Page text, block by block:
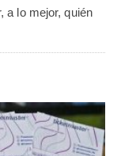
a lo mejor, quién